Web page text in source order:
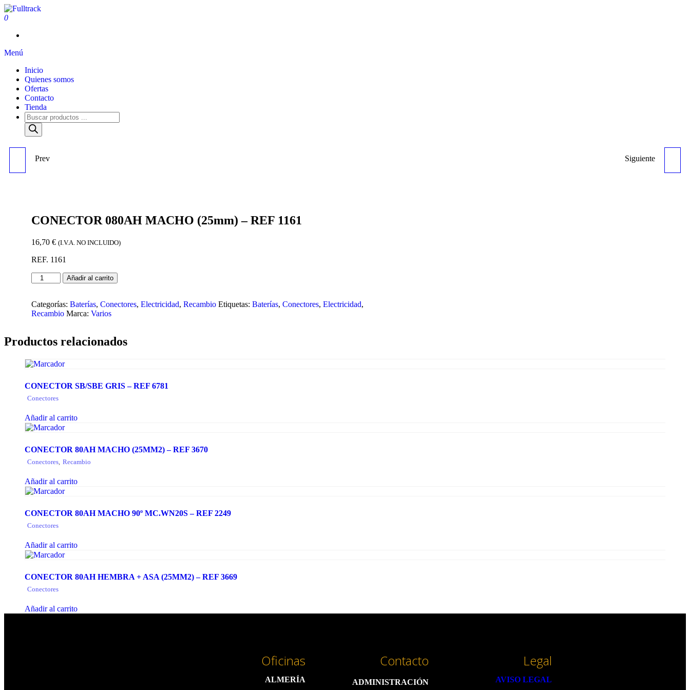
0
Menú
Inicio
Quienes somos
Ofertas
Contacto
Tienda
CONECTOR 160AH
Prev CONECTOR 80AH
Siguiente
CONECTOR 080AH MACHO (25mm) – REF 1161
16,70€ (I.V.A. NO INCLUIDO)
REF. 1161
Añadir al carrito
Categorías:Baterías,Conectores,Electricidad,Recambio Etiquetas:Baterías,Conectores,Electricidad,
Recambio Marca:Varios
Productos relacionados
CONECTOR SB/SBE GRIS – REF 6781
Conectores
Añadir al carrito
CONECTOR 80AH MACHO (25MM2) – REF 3670
Conectores, Recambio
Añadir al carrito
CONECTOR 80AH MACHO 90º MC.WN20S – REF 2249
Conectores
Añadir al carrito
CONECTOR 80AH HEMBRA + ASA (25MM2) – REF 3669
Conectores
Añadir al carrito
Oficinas
ALMERÍA
Contacto
ADMINISTRACIÓN
Legal
AVISO LEGAL